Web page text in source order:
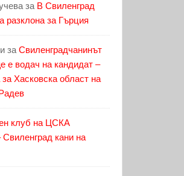
за В Свиленград
разклона за Гърция
за Свиленградчанинът
е водач на кандидат –
Хасковска област на
клуб на ЦСКА
Свиленград кани на